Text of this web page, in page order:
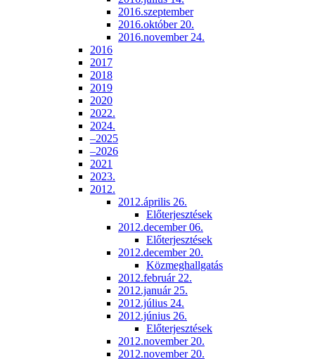
2016.szeptember
2016.október 20.
2016.november 24.
2016
2017
2018
2019
2020
2022.
2024.
–2025
–2026
2021
2023.
2012.
2012.április 26.
Előterjesztések
2012.december 06.
Előterjesztések
2012.december 20.
Közmeghallgatás
2012.február 22.
2012.január 25.
2012.július 24.
2012.június 26.
Előterjesztések
2012.november 20.
2012.november 20.